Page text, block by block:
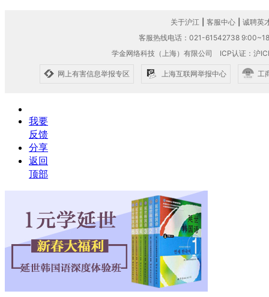
关于沪江 客服中心
诚聘英
客服热线电话：021-61542738
学金网络科技（上海）有限公司 ICP认证：沪
网上有害信息举报专区 上海互联网举报中心 工
我要
反馈
分享
返回
顶部